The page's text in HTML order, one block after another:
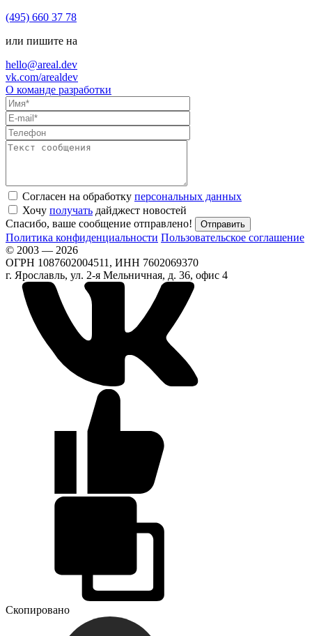
(495) 660 37 78
или пишите на
hello@areal.dev
vk.com/arealdev
О команде разработки
Согласен на обработку персональных данных
Хочу получать дайджест новостей
Спасибо, ваше сообщение отправлено!
Политика конфиденциальности Пользовательское соглашение
© 2003 — 2026
ОГРН 1087602004511, ИНН 7602069370
г. Ярославль, ул. 2-я Мельничная, д. 36, офис 4
Скопировано